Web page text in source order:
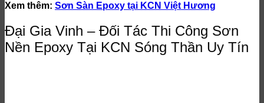
Xem thêm: Sơn Sàn Epoxy tại KCN Việt Hương
Đại Gia Vinh – Đối Tác Thi Công Sơn
Nền Epoxy Tại KCN Sóng Thần Uy Tín